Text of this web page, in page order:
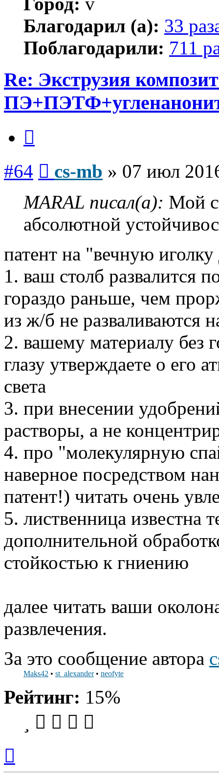
Благодарил (а): 33
Поблагодарили: 711
Re: Экструзия
#64 cs-mb » 07 июл
MARAL писал(а): Мой
абсолютной
патент на "вечную
1. ваш столб развалится
гораздо раньше, чем
из ж/б не разваливаются
2. вашему материалу без
глазу утверждаете о его
света
3. при внесении
растворы, а не
4. про "молекулярную
наверное посредством
патент!) читать очень
5. лиственница известна
дополнительной
стойкостью к гниению
далее читать ваши
развлечения.
За это сообщение автора
Maks42 • st_alexander• neofyte
Рейтинг: 15%
началу